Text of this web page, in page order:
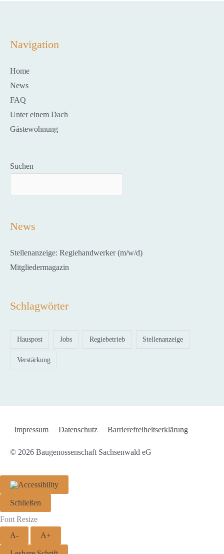
Navigation
Home
News
FAQ
Unter einem Dach
Gästewohnung
Suchen
News
Stellenanzeige: Regiehandwerker (m/w/d)
Mitgliedermagazin
Schlagwörter
Hauspost Jobs Regiebetrieb Stellenanzeige
Verstärkung
Impressum Datenschutz Barrierefreiheitserklärung
© 2026 Baugenossenschaft Sachsenwald eG
Schließen
Font Resize
A-
A+